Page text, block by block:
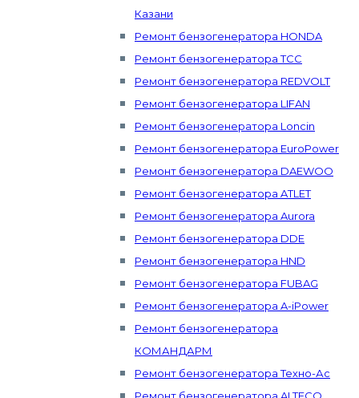
Казани
Ремонт бензогенератора HONDA
Ремонт бензогенератора ТСС
Ремонт бензогенератора REDVOLT
Ремонт бензогенератора LIFAN
Ремонт бензогенератора Loncin
Ремонт бензогенератора EuroPower
Ремонт бензогенератора DAEWOO
Ремонт бензогенератора ATLET
Ремонт бензогенератора Aurora
Ремонт бензогенератора DDE
Ремонт бензогенератора HND
Ремонт бензогенератора FUBAG
Ремонт бензогенератора A-iPower
Ремонт бензогенератора
КОМАНДАРМ
Ремонт бензогенератора Техно-Ас